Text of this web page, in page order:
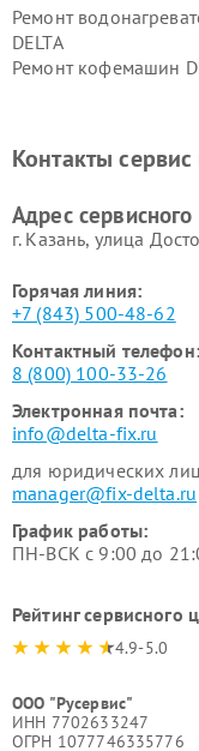
Ремонт
DELTA
Ремонт кофемашин
Контакты сервис
Адрес
г. Казань, улица
Горячая линия:
+7 (843) 500-48-62
Контактный телефон:
8 (800) 100-33-26
Электронная почта:
info@delta-fix.ru
для юридических
manager@fix-delta.ru
График работы:
ПН-ВСК с 9:00 до
Рейтинг сервисного
4.9-5.0
ООО "Русервис"
ИНН 7702633247
ОГРН 1077746335776